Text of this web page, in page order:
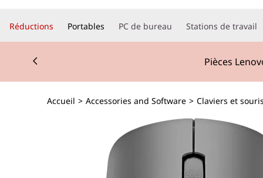
e
r
c
Réductions Portables PC de bureau Stations de travail
Pièces
Currently displaying item 2 of 3
Accueil > Accessories and Software > Claviers et souris